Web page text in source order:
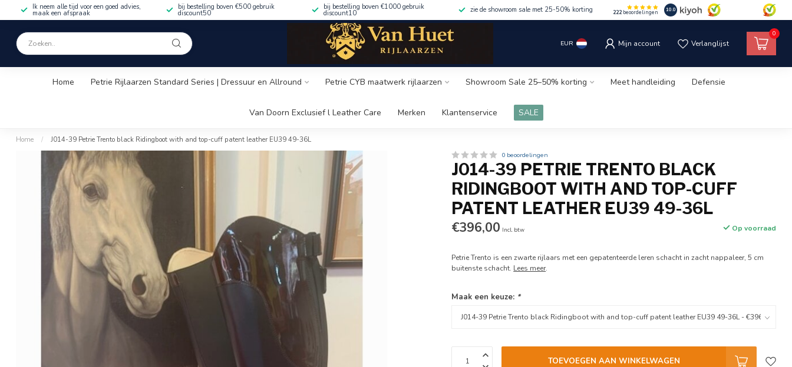
Ik neem alle tijd voor een goed advies,
maak een afspraak
bij bestelling boven €500 gebruik
discount50
bij bestelling boven €1000 gebruik
discount10 zie de showroom sale met 25-50% korting 222beoordelingen 10.0
EUR Mijn account Verlanglijst
0
Home Petrie Rijlaarzen Standard Series | Dressuur en Allround Petrie CYB maatwerk rijlaarzen Showroom Sale 25–50% korting Meet handleiding Defensie
Van Doorn Exclusief l Leather Care Merken Klantenservice SALE
Home / J014-39 Petrie Trento black Ridingboot with and top-cuff patent leather EU39 49-36L
0 beoordelingen
J014-39 PETRIE TRENTO BLACK
RIDINGBOOT WITH AND TOP-CUFF
PATENT LEATHER EU39 49-36L
€396,00 Incl. btw Op voorraad
Petrie Trento is een zwarte rijlaars met een gepatenteerde leren schacht in zacht nappaleer, 5 cm
buitenste schacht. Lees meer.
Maak een keuze: *
TOEVOEGEN AAN WINKELWAGEN